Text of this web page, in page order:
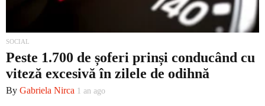
SOCIAL
Peste 1.700 de șoferi prinși conducând cu
viteză excesivă în zilele de odihnă
By Gabriela Nirca 1 an ago